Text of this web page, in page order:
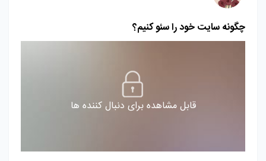
چگونه سایت خود را سئو کنیم؟
قابل مشاهده برای دنبال کننده ها